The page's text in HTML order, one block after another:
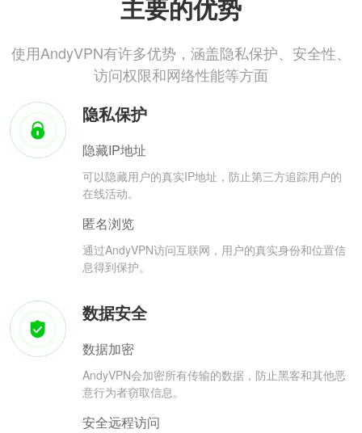
主要的优势
使用AndyVPN有许多优势，涵盖隐私保护、安全性、
访问权限和网络性能等方面
隐私保护
隐藏IP地址
可以隐藏用户的真实IP地址，防止第三方追踪用户的
在线活动。
匿名浏览
通过AndyVPN访问互联网，用户的真实身份和位置信
息得到保护。
数据安全
数据加密
AndyVPN会加密所有传输的数据，防止黑客和其他恶
意行为者窃取信息。
安全远程访问